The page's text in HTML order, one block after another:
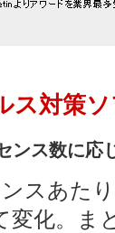
ス対策
ンス数に応
スあた
変化。ま